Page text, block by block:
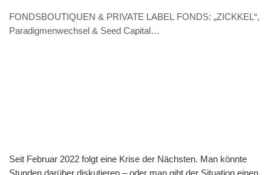
FONDSBOUTIQUEN & PRIVATE LABEL FONDS: „ZICKKEL“,
Paradigmenwechsel & Seed Capital
Seit Februar 2022 folgt eine Krise der Nächsten. Man könnte